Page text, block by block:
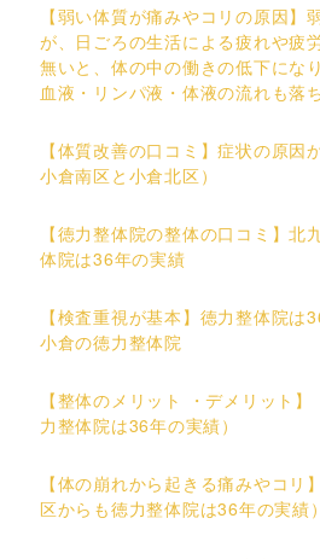
【弱い体質が痛みやコリの原因】
が、日ごろの生活による疲れや疲
無いと、体の中の働きの低下にな
血液・リンパ液・体液の流れも落
【体質改善の口コミ】症状の原因
小倉南区と小倉北区）
【徳力整体院の整体の口コミ】北
体院は36年の実績
【検査重視が基本】徳力整体院は
小倉の徳力整体院
【整体のメリット ・デメリット
力整体院は36年の実績）
【体の崩れから起きる痛みやコリ
区からも徳力整体院は36年の実績）